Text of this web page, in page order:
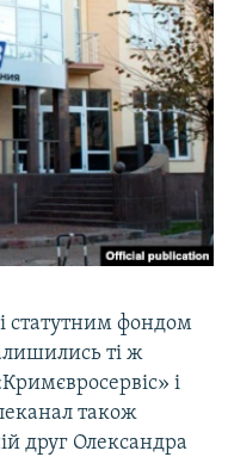
статутним фондом
ті ж
і
також
друг Олександра